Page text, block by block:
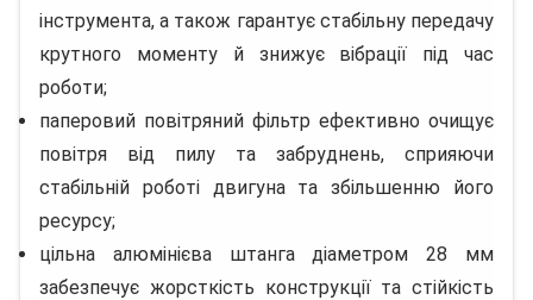
інструмента, а також гарантує стабільну передачу
крутного моменту й знижує вібрації під час
роботи;
паперовий повітряний фільтр ефективно очищує
повітря від пилу та забруднень, сприяючи
стабільній роботі двигуна та збільшенню його
ресурсу;
цільна алюмінієва штанга діаметром 28 мм
забезпечує жорсткість конструкції та стійкість